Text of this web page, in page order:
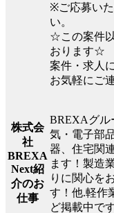
※ご応募い
い。
☆この案件
おります☆
案件・求人
お気軽にご
株式会
社
BREXA
Next紹
介のお
仕事
BREXAグル
気・電子部
器、住宅関
ます！製造
りに関心を
す！他.軽作
ど掲載中です